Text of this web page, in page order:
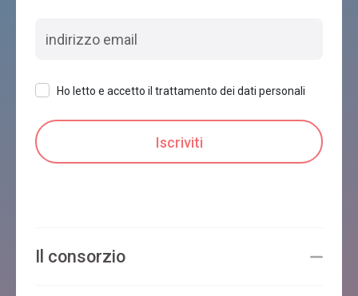
Ho letto e accetto il trattamento dei dati personali
Il consorzio